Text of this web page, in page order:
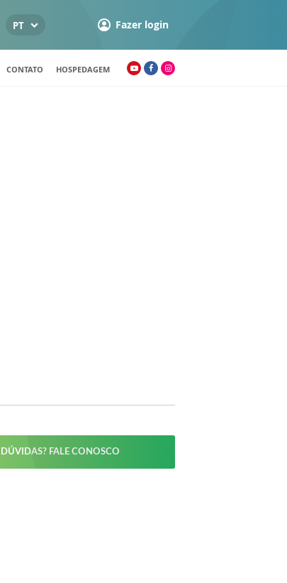
PT Fazer login
CONTATO HOSPEDAGEM
DÚVIDAS? FALE CONOSCO